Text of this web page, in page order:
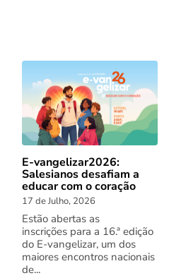
E-vangelizar2026:
Salesianos desafiam a
educar com o coração
17 de Julho, 2026
Estão abertas as
inscrições para a 16.ª edição
do E-vangelizar, um dos
maiores encontros nacionais
de...